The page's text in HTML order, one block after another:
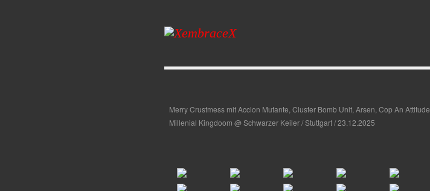
Merry Crustmess mit Accion Mutante, Cluster Bomb Unit, Arsen, Cop An Attitude,
Millenial Kingdoom @ Schwarzer Keiler / Stuttgart / 23.12.2025